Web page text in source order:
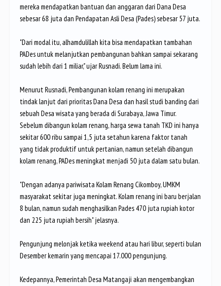
mereka mendapatkan bantuan dan anggaran dari Dana Desa
sebesar 68 juta dan Pendapatan Asli Desa (Pades) sebesar 57 juta.
"Dari modal itu, alhamdulillah kita bisa mendapatkan tambahan
PADes untuk melanjutkan pembangunan bahkan sampai sekarang
sudah lebih dari 1 miliar," ujar Rusnadi. Belum lama ini.
Menurut Rusnadi, Pembangunan kolam renang ini merupakan
tindak lanjut dari prioritas Dana Desa dan hasil studi banding dari
sebuah Desa wisata yang berada di Surabaya, Jawa Timur.
Sebelum dibangun kolam renang, harga sewa tanah TKD ini hanya
sekitar 600 ribu sampai 1,5 juta setahun karena faktor tanah
yang tidak produktif untuk pertanian, namun setelah dibangun
kolam renang, PADes meningkat menjadi 50 juta dalam satu bulan.
"Dengan adanya pariwisata Kolam Renang Cikomboy, UMKM
masyarakat sekitar juga meningkat. Kolam renang ini baru berjalan
8 bulan, namun sudah menghasilkan Pades 470 juta rupiah kotor
dan 225 juta rupiah bersih" jelasnya.
Pengunjung melonjak ketika weekend atau hari libur, seperti bulan
Desember kemarin yang mencapai 17.000 pengunjung.
Kedepannya, Pemerintah Desa Matangaji akan mengembangkan